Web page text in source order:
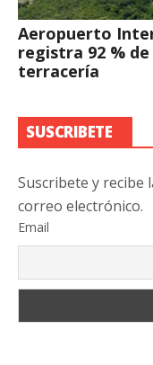
Aeropuerto
registra 92 %
terracería
SUSCRIBETE
Suscribete y recibe
correo electrónico.
Email